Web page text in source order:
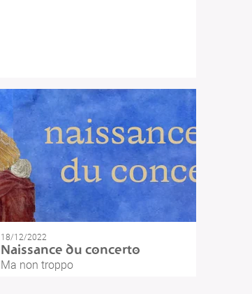
18/12/2022
Naissance du concerto
Ma non troppo